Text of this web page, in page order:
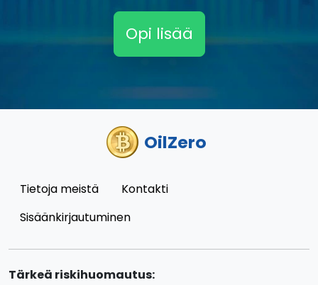
Opi lisää
OilZero
Tietoja meistä
Kontakti
Sisäänkirjautuminen
Tärkeä riskihuomautus: